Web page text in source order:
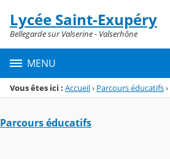
Menu de la rubrique
Contenu
Lycée Saint-Exupéry
Bellegarde sur Valserine - Valserhône
MENU
Vous êtes ici : Accueil› Parcours éducatifs›
Parcours éducatifs